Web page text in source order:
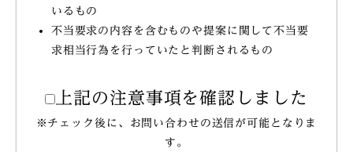
いるもの
不当要求の内容を含むものや提案に関して不当要
求相当行為を行っていたと判断されるもの
上記の注意事項を確認しました
※チェック後に、お問い合わせの送信が可能となりま
す。